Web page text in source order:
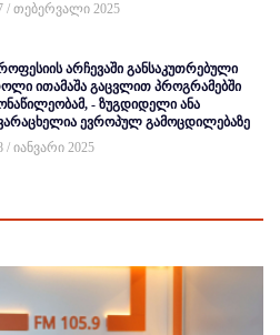
/ თებერვალი 2025
არჩევაში განსაკუთრებული
ითამაშა გაცვლით პროგრამებში
- ზუგდიდელი ანა
ევროპულ გამოცდილებაზე
/ იანვარი 2025